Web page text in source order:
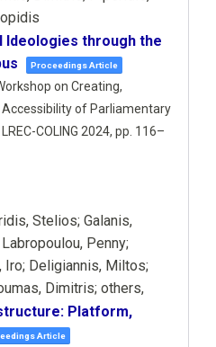
Ideologies through the
Proceedings Article
on Creating,
of Parliamentary
COLING 2024, pp. 116–
Stelios; Galanis,
Penny;
Iro; Deligiannis, Miltos;
Dimitris; others,
Platform,
Article